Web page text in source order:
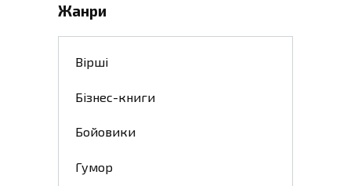
Жанри
Вірші
Бізнес-книги
Бойовики
Гумор